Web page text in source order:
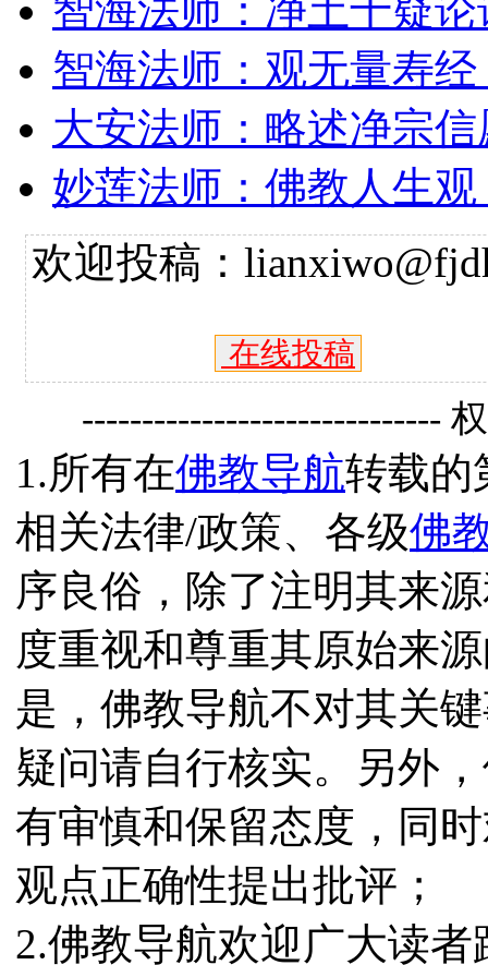
智海法师：净土十疑
智海法师：观无量寿
大安法师：略述净宗
妙莲法师：佛教人生
欢迎投稿：
在线投稿
------------------------------
1.所有在佛教导航转载的
相关法律/政策、各级佛
序良俗，除了注明其来
度重视和尊重其原始来
是，佛教导航不对其关
疑问请自行核实。另外
有审慎和保留态度，同
观点正确性提出批评；
2.佛教导航欢迎广大读